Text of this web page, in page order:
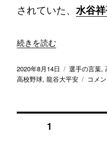
されていた、水谷
“「中途半端にすると結
続きを読む
投
稿
2020年8月14日
カ
テ
ー
選手の言葉,
高校野球,龍谷大平安
「中
端
コメ
ページ1